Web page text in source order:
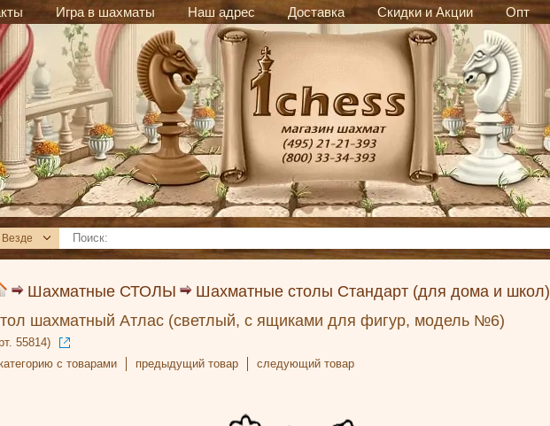
Игра в шахматы Наш адрес Доставка Скидки и Акции Опт
Везде
Шахматные СТОЛЫ
Шахматные столы Стандарт (для дома и школ)
шахматный Атлас (светлый, с ящиками для фигур, модель №6)
55814)
с товарами
предыдущий товар следующий товар